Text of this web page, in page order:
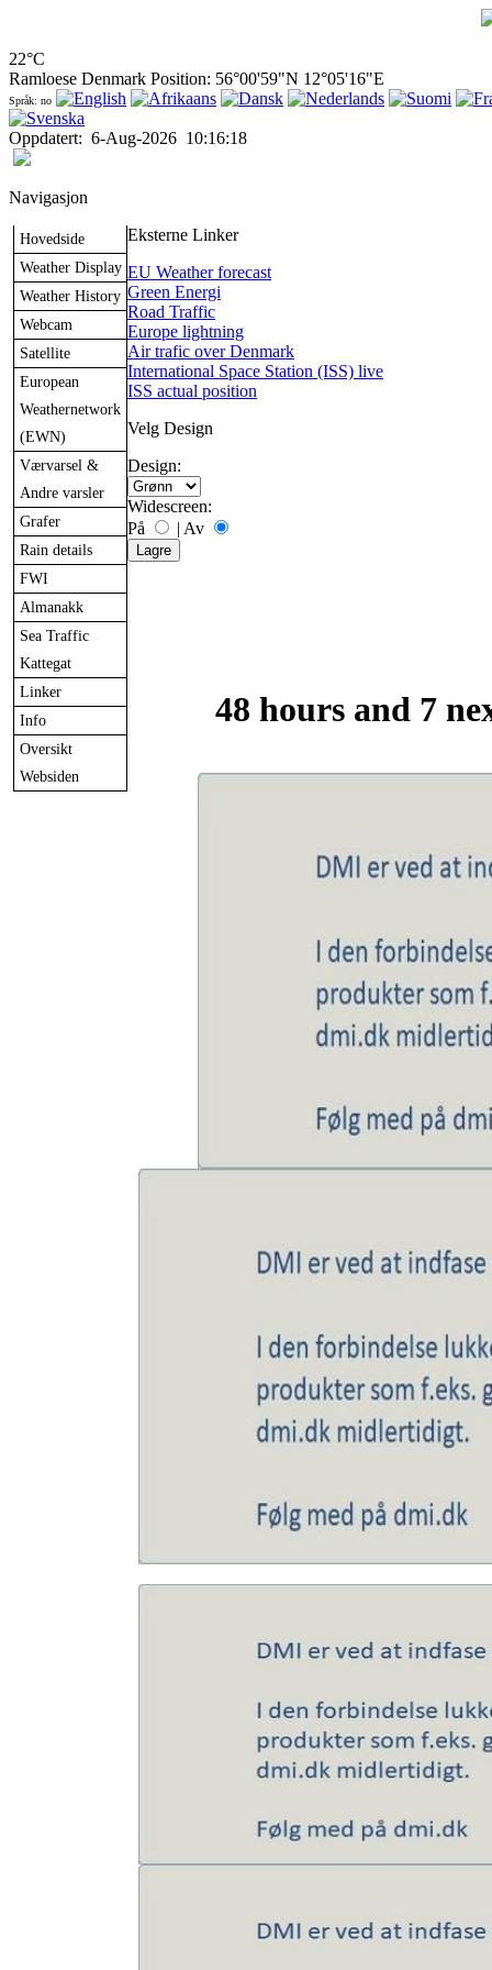
22°C
Ramloese Denmark Position: 56°00'59"N 12°05'16"E
Språk: no
Oppdatert: 6-Aug-2026 10:16:18
Navigasjon
Hovedside
Weather Display
Weather History
Webcam
Satellite
European
Weathernetwork
(EWN)
Værvarsel &
Andre varsler
Grafer
Rain details
FWI
Almanakk
Sea Traffic
Kattegat
Linker
Info
Oversikt
Websiden
Eksterne Linker
EU Weather forecast
Green Energi
Road Traffic
Europe lightning
Air trafic over Denmark
International Space Station (ISS) live
ISS actual position
Velg Design
Design:
Widescreen:
På
| Av
48 hours and 7